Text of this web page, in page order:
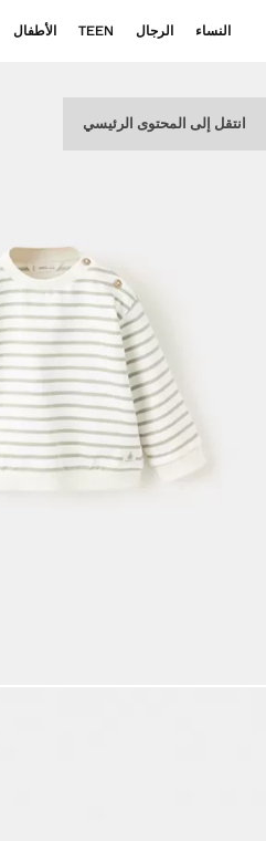
انتقل إلى المحتوى الرئيسي
النساء الرجال TEEN الأطفال